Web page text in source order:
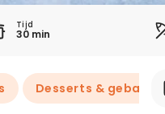
Leer
Kooktips
Tijd
30 min
Desserts & gebak